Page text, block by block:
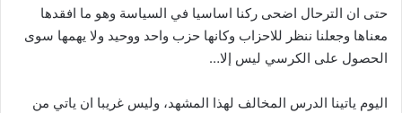
حتى ان الترحال اضحى ركنا اساسيا في السياسة وهو ما افقدها
معناها وجعلنا ننظر للاحزاب وكانها حزب واحد ووحيد ولا يهمها سوى
الحصول على الكرسي ليس إلا…
اليوم ياتينا الدرس المخالف لهذا المشهد، وليس غريبا ان ياتي من